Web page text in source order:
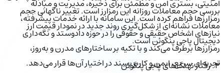
بررسی حجم معاملات روزانه این رمزارز است. تغییر ناگهانی حجم
معاملات نشانه‌ای از شکل‌گیری روند جدید در نمودار قیمت ارز
دیجیتال پاجی پنگوئن است.
3. رفتار نهنگ‌های پاجی پنگوئن
امنیتی، بستری امن و مطمئن برای ذخیره، مدیریت و مبادله
رمزارزها فراهم کرده است. این سامانه با ارائه خدمات پیشرفته،
نیازهای اشخاص حقیقی و حقوقی را در حوزه دادوستد و نگه‌داری
رمزارزها برطرف می‌کند و با تکیه بر ساختارهای مدرن و به‌روز،
تجربه‌ای سریع، ایمن و کاربرپسند در اختیار آن‌ها قرار می‌دهد.